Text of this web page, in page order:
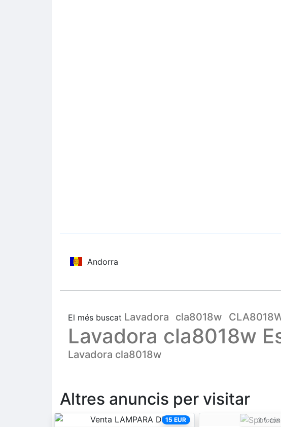
Andorra
El més buscat Lavadora cla8018w
Lavadora cla8018w
Lavadora cla8018w
Altres anuncis per visitar
15 EUR 3 fotos